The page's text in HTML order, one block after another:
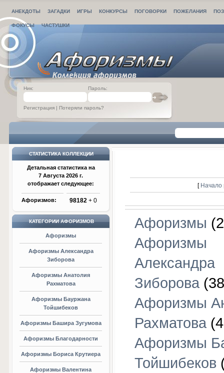
АНЕКДОТЫ ЗАГАДКИ ИГРЫ КОНКУРСЫ ПОГОВОРКИ ПОЖЕЛАНИЯ
ФОКУСЫ ЧАСТУШКИ
Ник: Пароль:
Регистрация | Потеряли пароль?
СТАТИСТИКА КОЛЛЕКЦИИ
Детальная статистика на
7 Августа 2026 г.
отображает следующее:
Афоризмов: 98182 + 0
КАТЕГОРИИ АФОРИЗМОВ
Афоризмы
Афоризмы Александра
Зиборова
Афоризмы Анатолия
Рахматова
Афоризмы Бауржана
Тойшибеков
Афоризмы Башира Зугумова
Афоризмы Благодарности
Афоризмы Бориса Крутиера
Афоризмы Валентина
[ Начало
Афоризмы
Афоризмы
Александра
Зиборова
Афоризмы
Рахматова
Афоризмы
Тойшибеков